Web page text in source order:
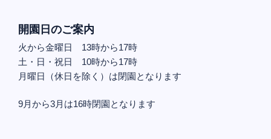
開園日のご案内
火から金曜日 13時から17時
土・日・祝日 10時から17時
月曜日（休日を除く）は閉園となります
9月から3月は16時閉園となります